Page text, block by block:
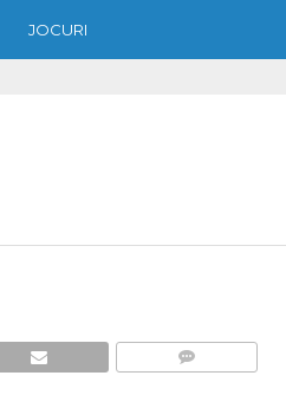
JOCURI